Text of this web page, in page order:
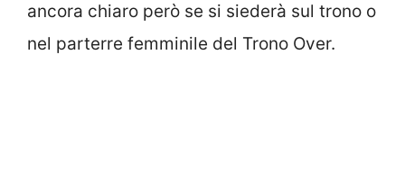
ancora chiaro però se si siederà sul trono o
nel parterre femminile del Trono Over.